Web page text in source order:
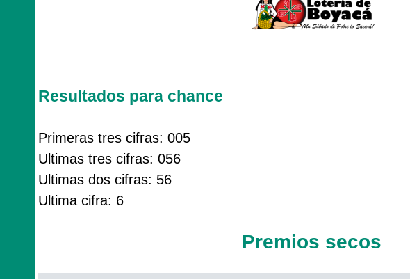
Resultados para chance
Primeras tres cifras: 005
Ultimas tres cifras: 056
Ultimas dos cifras: 56
Ultima cifra: 6
Premios secos